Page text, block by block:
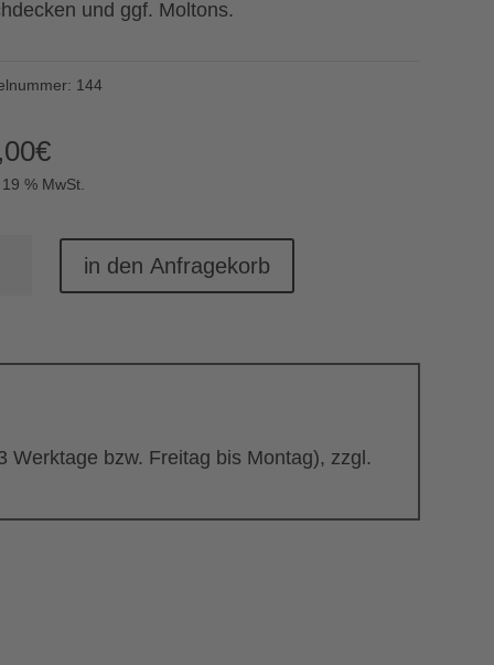
und ggf. Moltons.
144
€
% MwSt.
in den Anfragekorb
bzw. Freitag bis Montag), zzgl.